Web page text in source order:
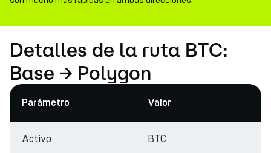
Detalles de la ruta BTC:
Base → Polygon
Parámetro Valor
Activo BTC